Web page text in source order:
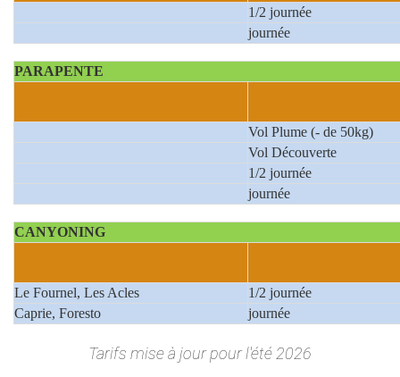
1/2 journée
journée
PARAPENTE
Vol Plume (- de 50kg)
Vol Découverte
1/2 journée
journée
CANYONING
Le Fournel, Les Acles
1/2 journée
Caprie, Foresto
journée
Tarifs mise à jour pour l'été 2026